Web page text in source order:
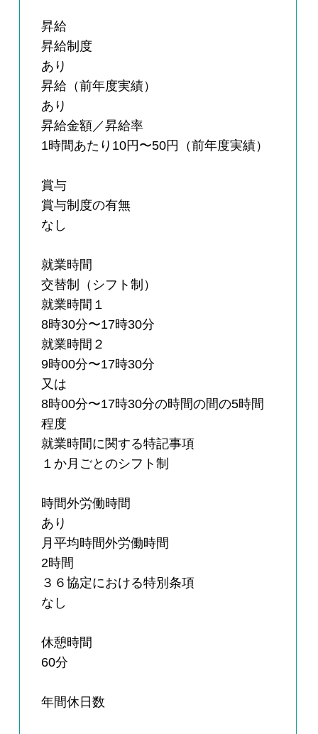
昇給
昇給制度
あり
昇給（前年度実績）
あり
昇給金額／昇給率
1時間あたり10円〜50円（前年度実績）
賞与
賞与制度の有無
なし
就業時間
交替制（シフト制）
就業時間１
8時30分〜17時30分
就業時間２
9時00分〜17時30分
又は
8時00分〜17時30分の時間の間の5時間
程度
就業時間に関する特記事項
１か月ごとのシフト制
時間外労働時間
あり
月平均時間外労働時間
2時間
３６協定における特別条項
なし
休憩時間
60分
年間休日数